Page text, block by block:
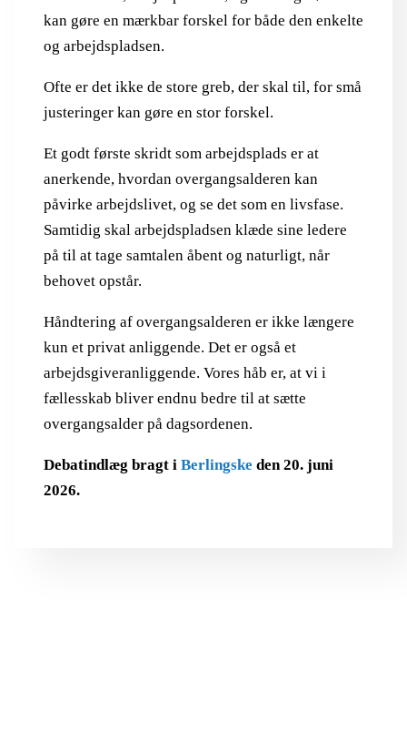
kan gøre en mærkbar forskel for både den enkelte
og arbejdspladsen.
Ofte er det ikke de store greb, der skal til, for små
justeringer kan gøre en stor forskel.
Et godt første skridt som arbejdsplads er at
anerkende, hvordan overgangsalderen kan
påvirke arbejdslivet, og se det som en livsfase.
Samtidig skal arbejdspladsen klæde sine ledere
på til at tage samtalen åbent og naturligt, når
behovet opstår.
Håndtering af overgangsalderen er ikke længere
kun et privat anliggende. Det er også et
arbejdsgiveranliggende. Vores håb er, at vi i
fællesskab bliver endnu bedre til at sætte
overgangsalder på dagsordenen.
Debatindlæg bragt i Berlingske den 20. juni
2026.